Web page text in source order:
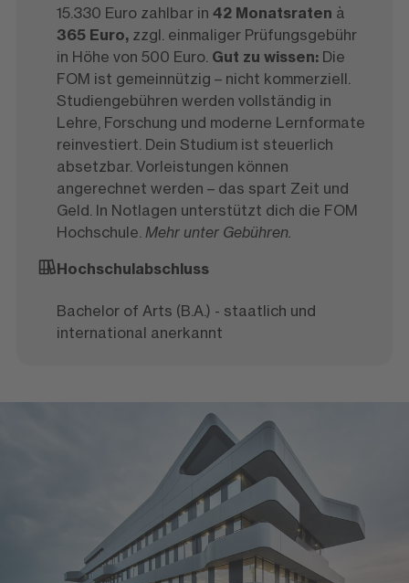
15.330 Euro zahlbar in 42 Monatsraten à
365 Euro, zzgl. einmaliger Prüfungsgebühr
in Höhe von 500 Euro. Gut zu wissen: Die
FOM ist gemeinnützig – nicht kommerziell.
Studiengebühren werden vollständig in
Lehre, Forschung und moderne Lernformate
reinvestiert. Dein Studium ist steuerlich
absetzbar. Vorleistungen können
angerechnet werden – das spart Zeit und
Geld. In Notlagen unterstützt dich die FOM
Hochschule. Mehr unter Gebühren.
Hochschulabschluss
Bachelor of Arts (B.A.) - staatlich und
international anerkannt